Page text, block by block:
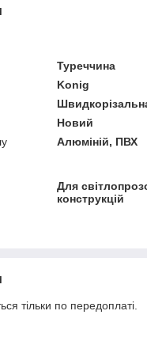
Туреччина
Konig
Новий
Алюміній, ПВХ
Для
конструкцій
тільки по передоплаті.